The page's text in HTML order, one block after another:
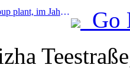
Prev:Die Shangmei Life Group plant, im Jahr 2024 10.000 Hotels zu eröffnen
Go